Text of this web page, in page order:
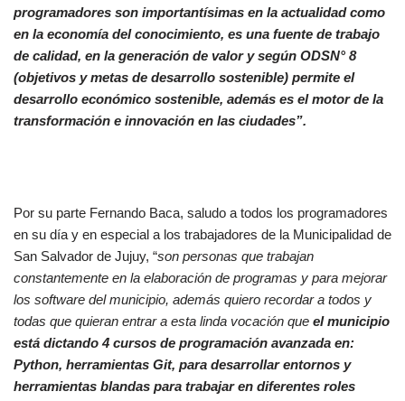
programadores son importantísimas en la actualidad como
en la economía del conocimiento, es una fuente de trabajo
de calidad, en la generación de valor y según ODSN° 8
(objetivos y metas de desarrollo sostenible) permite el
desarrollo económico sostenible, además es el motor de la
transformación e innovación en las ciudades”.
Por su parte Fernando Baca, saludo a todos los programadores
en su día y en especial a los trabajadores de la Municipalidad de
San Salvador de Jujuy, “son personas que trabajan
constantemente en la elaboración de programas y para mejorar
los software del municipio, además quiero recordar a todos y
todas que quieran entrar a esta linda vocación que el municipio
está dictando 4 cursos de programación avanzada en:
Python, herramientas Git, para desarrollar entornos y
herramientas blandas para trabajar en diferentes roles